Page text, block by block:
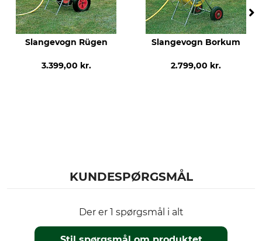
Slangevogn Rügen
3.399,00 kr.
Slangevogn Borkum
2.799,00 kr.
KUNDESPØRGSMÅL
Der er 1 spørgsmål i alt